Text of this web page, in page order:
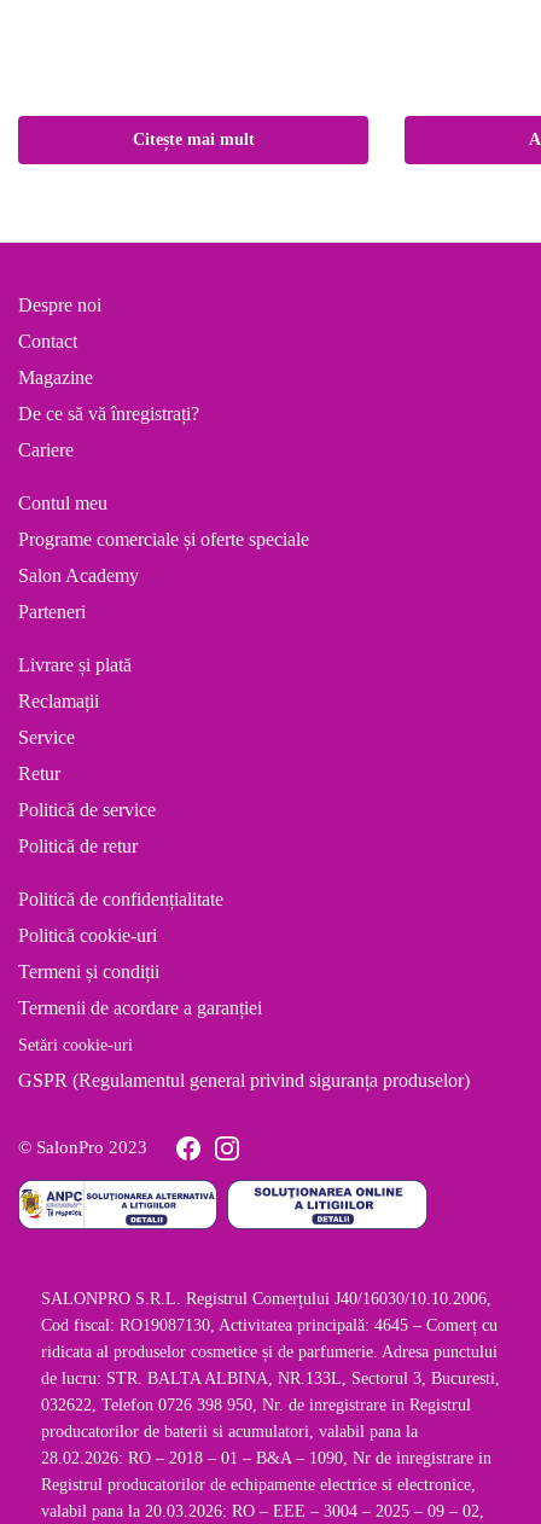
Citește mai mult
Despre noi
Contact
Magazine
De ce să vă înregistrați?
Cariere
Contul meu
Programe comerciale și oferte speciale
Salon Academy
Parteneri
Livrare și plată
Reclamații
Service
Retur
Politică de service
Politică de retur
Politică de confidențialitate
Politică cookie-uri
Termeni și condiții
Termenii de acordare a garanției
Setări cookie-uri
GSPR (Regulamentul general privind siguranța produselor)
© SalonPro 2023
SALONPRO S.R.L. Registrul Comerțului J40/16030/10.10.2006,
Cod fiscal: RO19087130, Activitatea principală: 4645 – Comerț cu
ridicata al produselor cosmetice și de parfumerie. Adresa punctului
de lucru: STR. BALTA ALBINA, NR.133L, Sectorul 3, Bucuresti,
032622, Telefon 0726 398 950, Nr. de inregistrare in Registrul
producatorilor de baterii si acumulatori, valabil pana la
28.02.2026: RO – 2018 – 01 – B&A – 1090, Nr de inregistrare in
Registrul producatorilor de echipamente electrice si electronice,
valabil pana la 20.03.2026: RO – EEE – 3004 – 2025 – 09 – 02,